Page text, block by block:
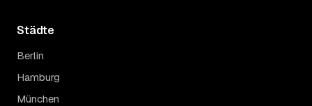
Städte
Berlin
Hamburg
München